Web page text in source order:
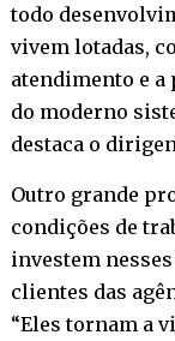
todo
vivem lotadas,
atendimento e a
do moderno
destaca o
Outro grande
condições de
investem
clientes das
“Eles tornam a